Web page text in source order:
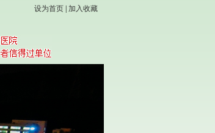
设为首页 加入收藏